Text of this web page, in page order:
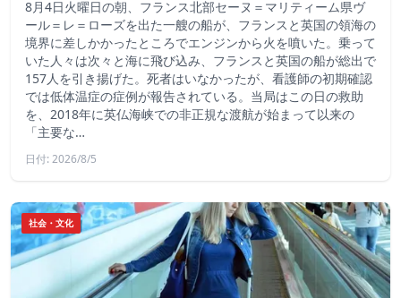
8月4日火曜日の朝、フランス北部セーヌ＝マリティーム県ヴ
ール＝レ＝ローズを出た一艘の船が、フランスと英国の領海の
境界に差しかかったところでエンジンから火を噴いた。乗って
いた人々は次々と海に飛び込み、フランスと英国の船が総出で
157人を引き揚げた。死者はいなかったが、看護師の初期確認
では低体温症の症例が報告されている。当局はこの日の救助
を、2018年に英仏海峡での非正規な渡航が始まって以来の
「主要な…
日付: 2026/8/5
社会・文化